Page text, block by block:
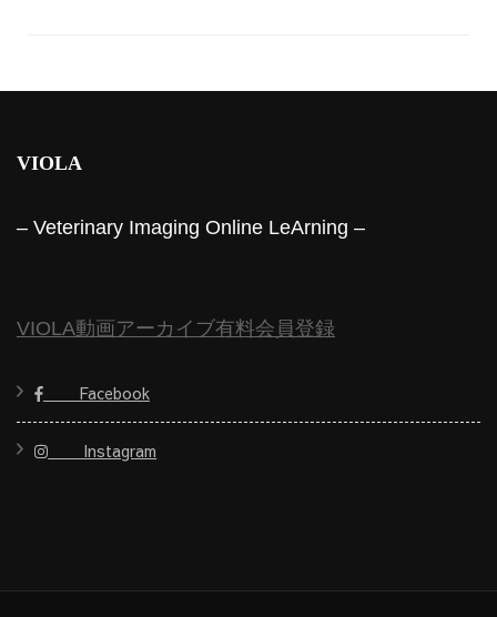
VIOLA
– Veterinary Imaging Online LeArning –
VIOLA動画アーカイブ有料会員登録
Facebook
Instagram